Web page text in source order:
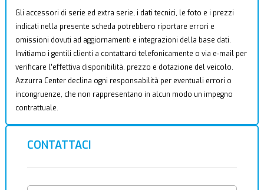
Gli accessori di serie ed extra serie, i dati tecnici, le foto e i prezzi
indicati nella presente scheda potrebbero riportare errori e
omissioni dovuti ad aggiornamenti e integrazioni della base dati.
Invitiamo i gentili clienti a contattarci telefonicamente o via e-mail per
verificare l’effettiva disponibilità, prezzo e dotazione del veicolo.
Azzurra Center declina ogni responsabilità per eventuali errori o
incongruenze, che non rappresentano in alcun modo un impegno
contrattuale.
CONTATTACI